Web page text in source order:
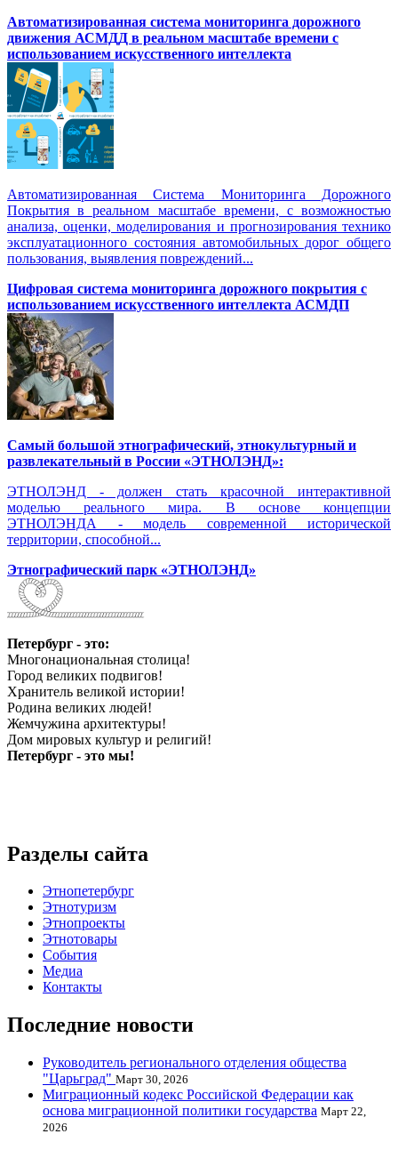
Автоматизированная cистема мониторинга дорожного
движения АСМДД в реальном масштабе времени с
использованием искусственного интеллекта
Автоматизированная Система Мониторинга Дорожного
Покрытия в реальном масштабе времени, с возможностью
анализа, оценки, моделирования и прогнозирования технико
эксплуатационного состояния автомобильных дорог общего
пользования, выявления повреждений...
Цифровая система мониторинга дорожного покрытия с
использованием искусственного интеллекта АСМДП
Самый большой этнографический, этнокультурный и
развлекательный в России «ЭТНОЛЭНД»:
ЭТНОЛЭНД - должен стать красочной интерактивной
моделью реального мира. В основе концепции
ЭТНОЛЭНДА - модель современной исторической
территории, способной...
Этнографический парк «ЭТНОЛЭНД»
Петербург - это:
Многонациональная столица!
Город великих подвигов!
Хранитель великой истории!
Родина великих людей!
Жемчужина архитектуры!
Дом мировых культур и религий!
Петербург - это мы!
Разделы сайта
Этнопетербург
Этнотуризм
Этнопроекты
Этнотовары
События
Медиа
Контакты
Последние новости
Руководитель регионального отделения общества
"Царьград" Март 30, 2026
Миграционный кодекс Российской Федерации как
основа миграционной политики государства Март 22,
2026